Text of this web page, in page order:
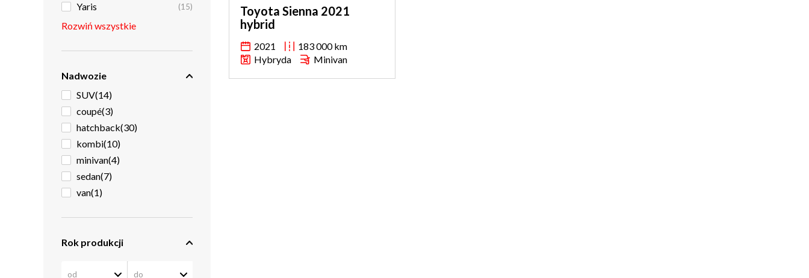
Yaris (15)
Rozwiń wszystkie
Nadwozie
SUV(14)
coupé(3)
hatchback(30)
kombi(10)
minivan(4)
sedan(7)
van(1)
Rok produkcji
Toyota Sienna 2021
hybrid
2021
183 000 km
Hybryda
Minivan